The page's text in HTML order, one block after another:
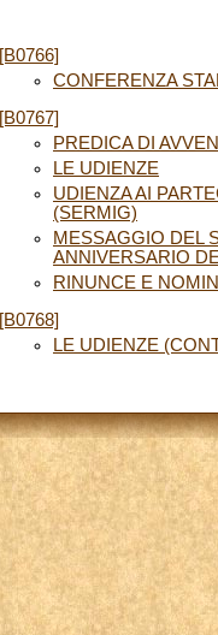
[B0766]
CONFERENZA
[B0767]
PREDICA DI
LE UDIENZE
UDIENZA AI
(SERMIG)
MESSAGGIO DEL
ANNIVERSARIO
RINUNCE E
[B0768]
LE UDIENZE